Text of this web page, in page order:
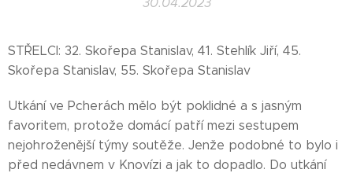
STŘELCI: 32. Skořepa Stanislav, 41. Stehlík Jiří, 45.
Skořepa Stanislav, 55. Skořepa Stanislav
Utkání ve Pcherách mělo být poklidné a s jasným
favoritem, protože domácí patří mezi sestupem
nejohroženější týmy soutěže. Jenže podobné to bylo i
před nedávnem v Knovízi a jak to dopadlo. Do utkání